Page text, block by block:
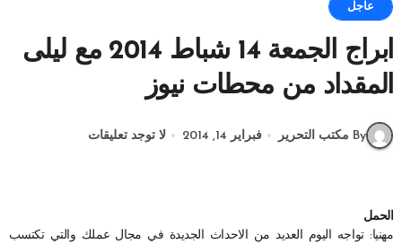
عاجل
ابراج الجمعة 14 شباط 2014 مع ليلى
المقداد من محطات نيوز
By مكتب التحرير فبراير 14, 2014 لا توجد تعليقات
الحمل
مهنيا: تواجه اليوم العديد من الاحداث الجديدة في مجال عملك والتي تكتسب